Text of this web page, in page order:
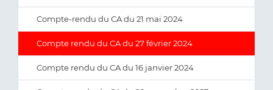
Compte-rendu du CA du 21 mai 2024
Compte rendu du CA du 27 février 2024
Compte rendu du CA du 16 janvier 2024